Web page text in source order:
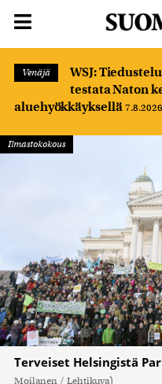
Venäjä
WSJ:
testata Naton
aluehyökkäyksellä
Ilmastokokous
Terveiset Helsingistä
Moilanen / Lehtikuva)